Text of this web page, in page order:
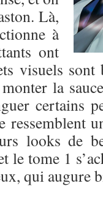
Là,
à
ont
visuels sont
la
certains
ressemblent
looks de
le tome 1
qui augure